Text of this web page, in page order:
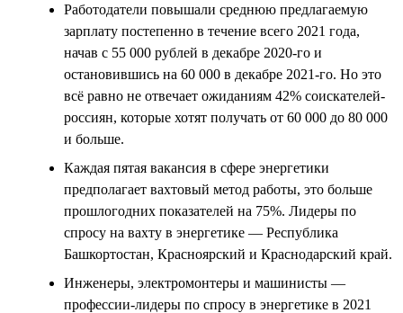
Работодатели повышали среднюю предлагаемую
зарплату постепенно в течение всего 2021 года,
начав с 55 000 рублей в декабре 2020-го и
остановившись на 60 000 в декабре 2021-го. Но это
всё равно не отвечает ожиданиям 42% соискателей-
россиян, которые хотят получать от 60 000 до 80 000
и больше.
Каждая пятая вакансия в сфере энергетики
предполагает вахтовый метод работы, это больше
прошлогодних показателей на 75%. Лидеры по
спросу на вахту в энергетике — Республика
Башкортостан, Красноярский и Краснодарский край.
Инженеры, электромонтеры и машинисты —
профессии-лидеры по спросу в энергетике в 2021